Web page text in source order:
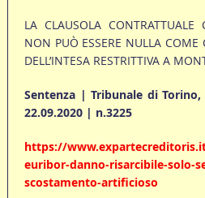
LA CLAUSOLA
NON PUÒ ESSERE NULLA COME
DELL’INTESA RESTRITTIVA A
Sentenza | Tribunale di
22.09.2020 | n.3225
https://
euribor-danno-risarcibile-solo-
scostamento-artificioso